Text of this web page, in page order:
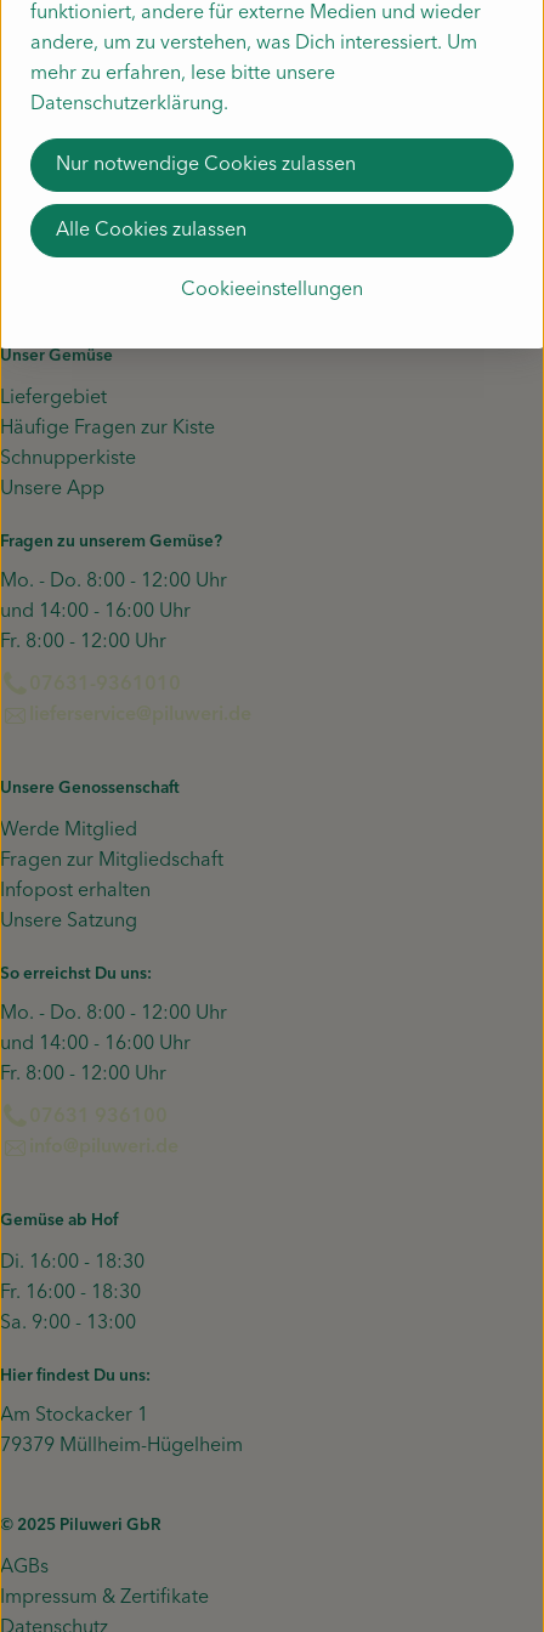
Wann ist ein Depot für Dich
besonders sinnvoll
Unser Gemüse
Liefergebiet
Häufige Fragen zur Kiste
Schnupperkiste
Unsere App
Fragen zu unserem Gemüse?
Mo. - Do. 8:00 - 12:00 Uhr
und 14:00 - 16:00 Uhr
Fr. 8:00 - 12:00 Uhr
Unsere Genossenschaft
Werde Mitglied
Fragen zur Mitgliedschaft
Infopost erhalten
Unsere Satzung
So erreichst Du uns:
Mo. - Do. 8:00 - 12:00 Uhr
und 14:00 - 16:00 Uhr
Fr. 8:00 - 12:00 Uhr
Gemüse ab Hof
Di. 16:00 - 18:30
Fr. 16:00 - 18:30
Sa. 9:00 - 13:00
Hier findest Du uns:
Am Stockacker 1
79379 Müllheim-Hügelheim
© 2025 Piluweri GbR
AGBs
Impressum & Zertifikate
funktioniert, andere für externe Medien und wieder
andere, um zu verstehen, was Dich interessiert. Um
mehr zu erfahren, lese bitte unsere
Datenschutzerklärung.
Cookieeinstellungen
Nur notwendige Cookies zulassen
Alle Cookies zulassen